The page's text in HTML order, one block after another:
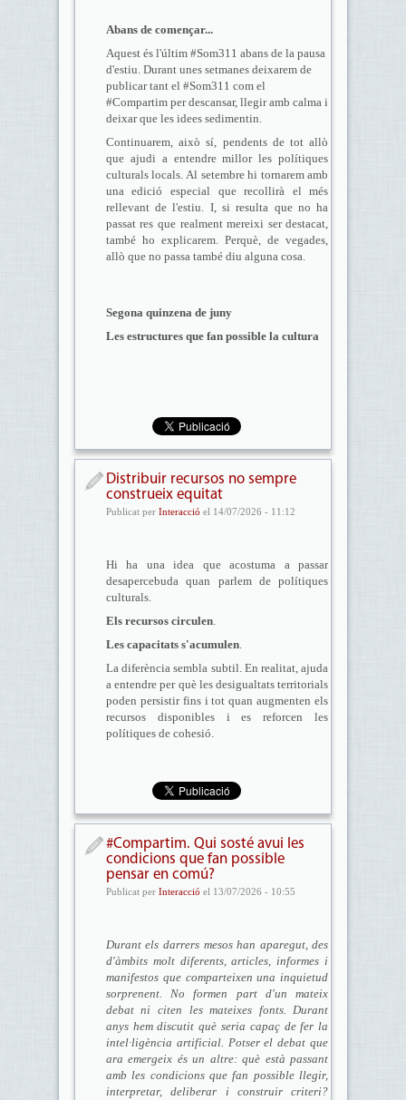
Abans de començar...
Aquest és l'últim #Som311 abans de la pausa
d'estiu. Durant unes setmanes deixarem de
publicar tant el #Som311 com el
#Compartim per descansar, llegir amb calma i
deixar que les idees sedimentin.
Continuarem, això sí, pendents de tot allò
que ajudi a entendre millor les polítiques
culturals locals. Al setembre hi tornarem amb
una edició especial que recollirà el més
rellevant de l'estiu. I, si resulta que no ha
passat res que realment mereixi ser destacat,
també ho explicarem. Perquè, de vegades,
allò que no passa també diu alguna cosa.
Segona quinzena de juny
Les estructures que fan possible la cultura
Distribuir recursos no sempre
construeix equitat
Publicat per Interacció el 14/07/2026 - 11:12
Hi ha una idea que acostuma a passar
desapercebuda quan parlem de polítiques
culturals.
Els recursos circulen.
Les capacitats s'acumulen.
La diferència sembla subtil. En realitat, ajuda
a entendre per què les desigualtats territorials
poden persistir fins i tot quan augmenten els
recursos disponibles i es reforcen les
polítiques de cohesió.
#Compartim. Qui sosté avui les
condicions que fan possible
pensar en comú?
Publicat per Interacció el 13/07/2026 - 10:55
Durant els darrers mesos han aparegut, des
d'àmbits molt diferents, articles, informes i
manifestos que comparteixen una inquietud
sorprenent. No formen part d'un mateix
debat ni citen les mateixes fonts. Durant
anys hem discutit què seria capaç de fer la
intel·ligència artificial. Potser el debat que
ara emergeix és un altre: què estàpassant
amb les condicions que fan possible llegir,
interpretar, deliberar i construir criteri?